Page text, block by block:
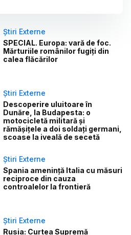
Știri Externe
SPECIAL. Europa: vară de foc.
Mărturiile românilor fugiți din
calea flăcărilor
Știri Externe
Descoperire uluitoare în
Dunăre, la Budapesta: o
motocicletă militară și
rămășițele a doi soldați germani,
scoase la iveală de secetă
Știri Externe
Spania amenință Italia cu măsuri
reciproce din cauza
controalelor la frontieră
Știri Externe
Rusia: Curtea Supremă